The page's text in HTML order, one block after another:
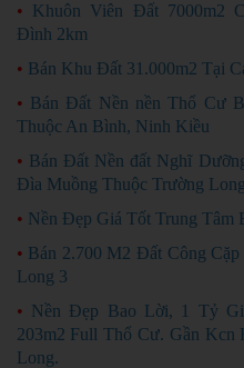
• Khuôn Viên Đất 7000m2
Đình 2km
• Bán Khu Đất 31.000m2 Tại
• Bán Đất Nền nền Thổ Cư
Thuộc An Bình, Ninh Kiều
• Bán Đất Nền đất Nghĩ
Đìa Muồng Thuộc Trường
• Nền Đẹp Giá Tốt Trung Tâm
• Bán 2.700 M2 Đất Công
Long 3
• Nền Đẹp Bao Lời, 1 Tỷ
203m2 Full Thổ Cư. Gần Kcn
Long.